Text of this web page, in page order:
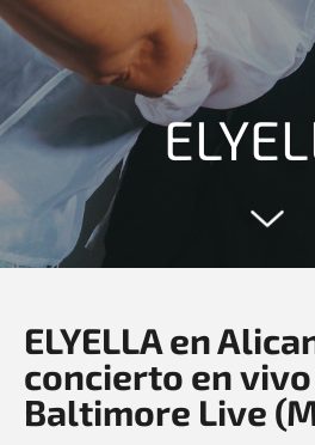
ELYELLA en
concierto en vivo
Baltimore Live